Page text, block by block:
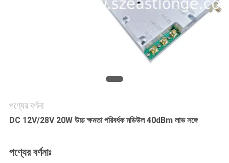
PRIVACY
পণ্যের বর্ণনা
DC 12V/28V 20W উচ্চ ক্ষমতা পরিবর্ধক মডিউল 40dBm লাভ সঙ্গে
পণ্যের বর্ণনাঃ